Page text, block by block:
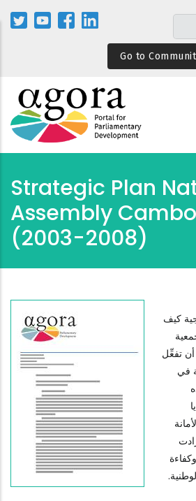
Go to
Strategic Plan
Assembly
(2003-2008)
كيف
أن تفعِّل
في